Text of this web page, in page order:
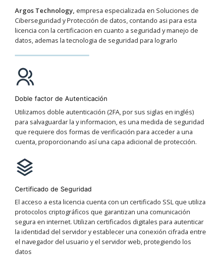
Argos Technology, empresa especializada en Soluciones de
Ciberseguridad y Protección de datos, contando asi para esta
licencia con la certificacion en cuanto a seguridad y manejo de
datos, ademas la tecnologia de seguridad para lograrlo
Doble factor de Autenticación
Utilizamos doble autenticación (2FA, por sus siglas en inglés)
para salvaguardar la y informacion, es una medida de seguridad
que requiere dos formas de verificación para acceder a una
cuenta, proporcionando así una capa adicional de protección.
Certificado de Seguridad
El acceso a esta licencia cuenta con un certificado SSL que utiliza
protocolos criptográficos que garantizan una comunicación
segura en internet. Utilizan certificados digitales para autenticar
la identidad del servidor y establecer una conexión cifrada entre
el navegador del usuario y el servidor web, protegiendo los
datos